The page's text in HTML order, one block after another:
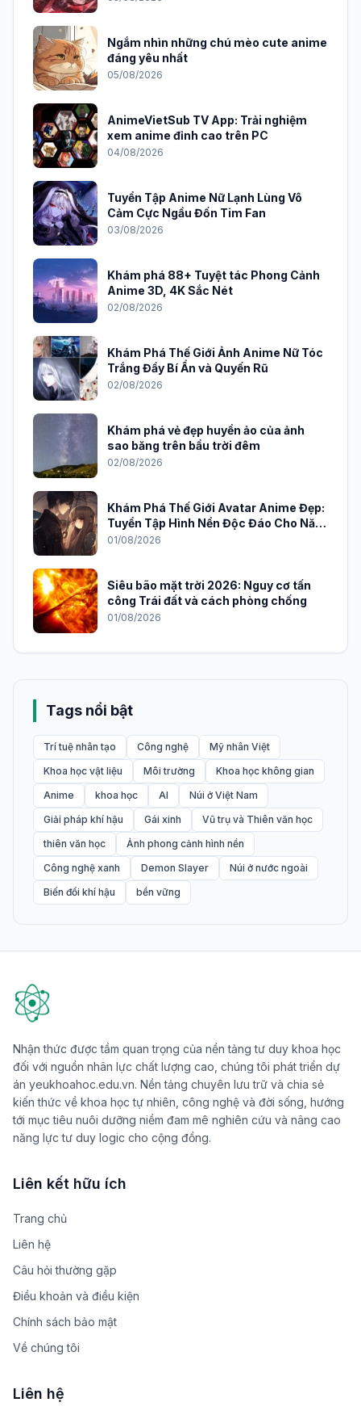
Ngắm nhìn những chú mèo cute anime
đáng yêu nhất
05/08/2026
AnimeVietSub TV App: Trải nghiệm
xem anime đỉnh cao trên PC
04/08/2026
Tuyển Tập Anime Nữ Lạnh Lùng Vô
Cảm Cực Ngầu Đốn Tim Fan
03/08/2026
Khám phá 88+ Tuyệt tác Phong Cảnh
Anime 3D, 4K Sắc Nét
02/08/2026
Khám Phá Thế Giới Ảnh Anime Nữ Tóc
Trắng Đầy Bí Ẩn và Quyến Rũ
02/08/2026
Khám phá vẻ đẹp huyền ảo của ảnh
sao băng trên bầu trời đêm
02/08/2026
Khám Phá Thế Giới Avatar Anime Đẹp:
Tuyển Tập Hình Nền Độc Đáo Cho Năm
2026
01/08/2026
Siêu bão mặt trời 2026: Nguy cơ tấn
công Trái đất và cách phòng chống
01/08/2026
Tags nổi bật
Trí tuệ nhân tạo Công nghệ
Mỹ nhân Việt
Khoa học vật liệu
Môi trường
Khoa học không gian
Anime
khoa học AI
Núi ở Việt Nam
Giải pháp khí hậu
Gái xinh
Vũ trụ và Thiên văn học
thiên văn học
Ảnh phong cảnh hình nền
Công nghệ xanh
Demon Slayer
Núi ở nước ngoài
Biến đổi khí hậu
bền vững
Nhận thức được tầm quan trọng của nền tảng tư duy khoa học
đối với nguồn nhân lực chất lượng cao, chúng tôi phát triển dự
án yeukhoahoc.edu.vn. Nền tảng chuyên lưu trữ và chia sẻ
kiến thức về khoa học tự nhiên, công nghệ và đời sống, hướng
tới mục tiêu nuôi dưỡng niềm đam mê nghiên cứu và nâng cao
năng lực tư duy logic cho cộng đồng.
Liên kết hữu ích
Trang chủ
Liên hệ
Câu hỏi thường gặp
Điều khoản và điều kiện
Chính sách bảo mật
Về chúng tôi
Liên hệ